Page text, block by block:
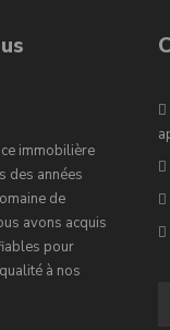
immobilière
des années
de
avons acquis
pour
à nos